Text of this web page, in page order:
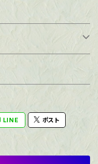
LINE ポスト